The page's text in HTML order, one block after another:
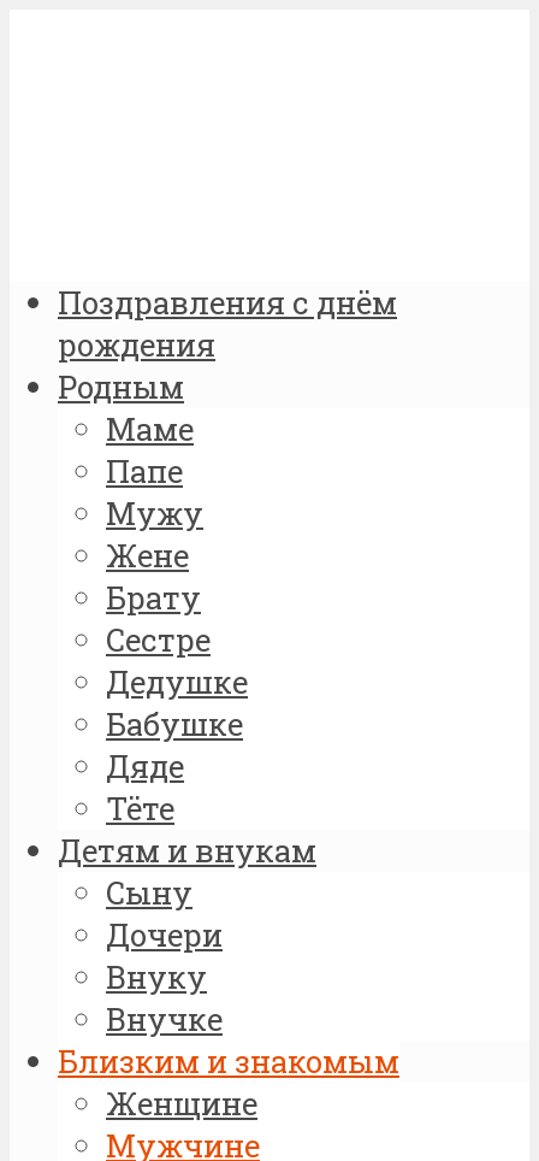
Поздравления с днём
рождения
Родным
Маме
Папе
Мужу
Жене
Брату
Сестре
Дедушке
Бабушке
Дяде
Тёте
Детям и внукам
Сыну
Дочери
Внуку
Внучке
Близким и знакомым
Женщине
Мужчине